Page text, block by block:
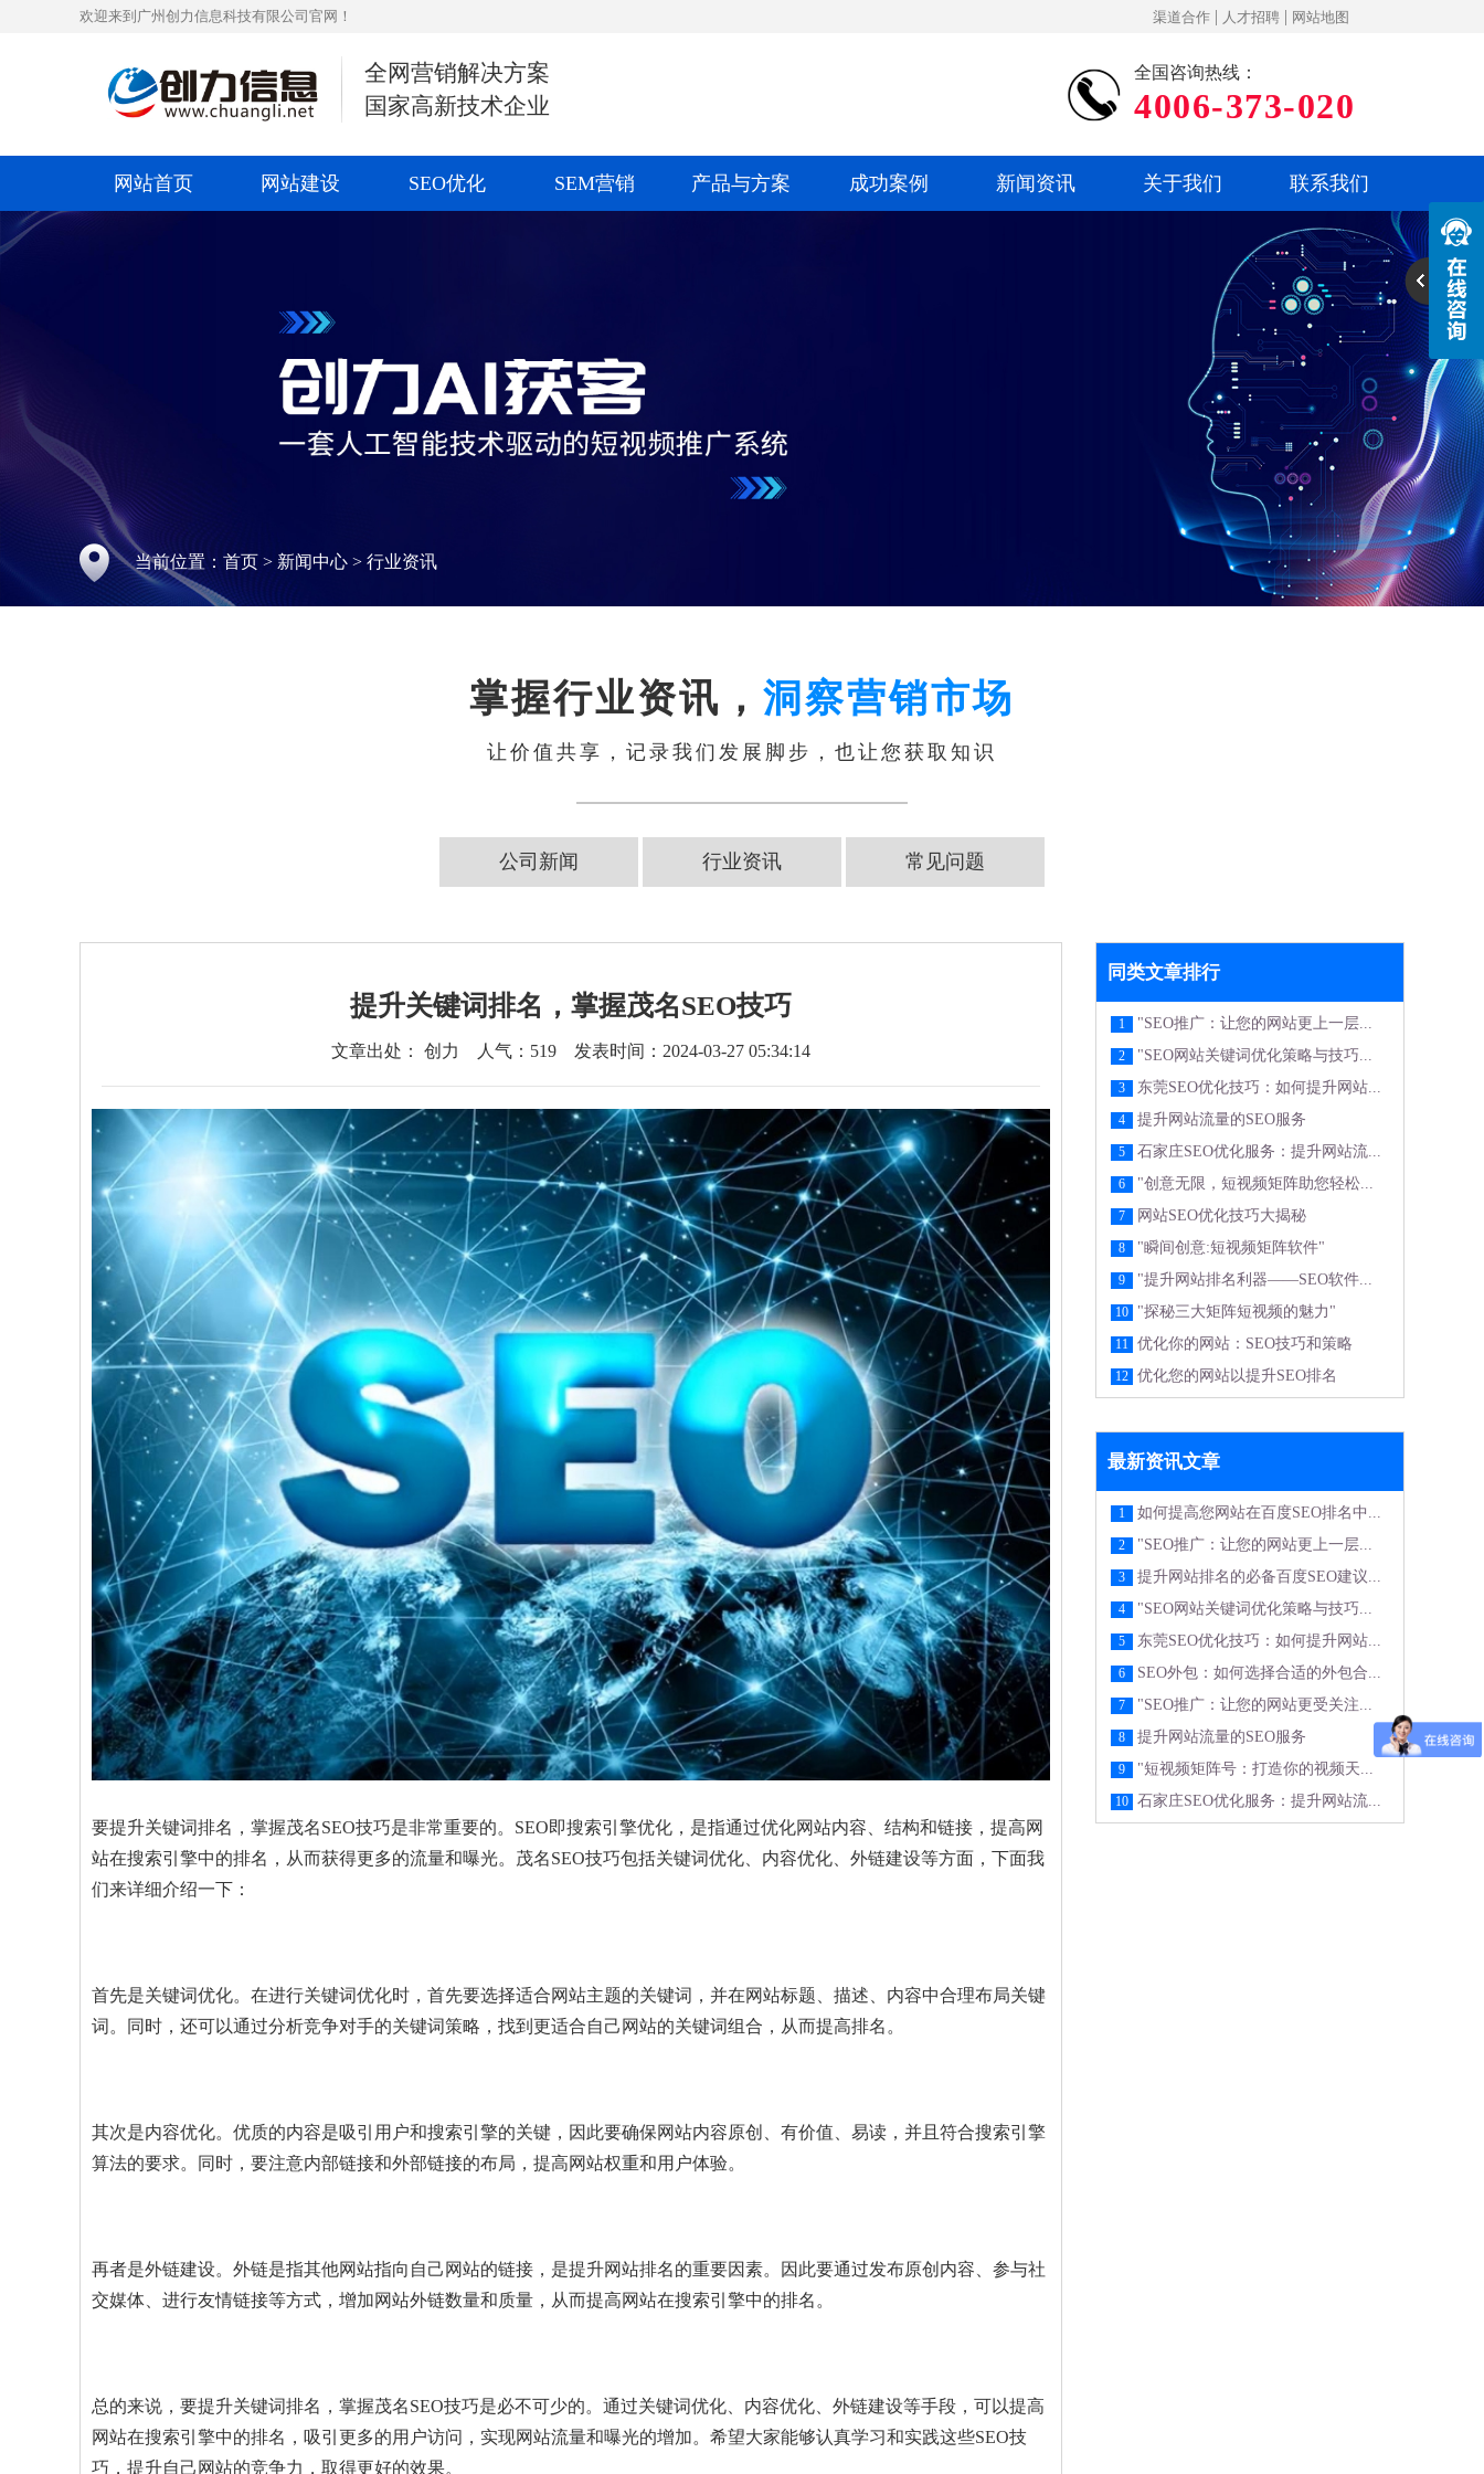
欢迎来到广州创力信息科技有限公司官网！ 渠道合作 | 人才招聘 | 网站地图
全网营销解决方案
国家高新技术企业
全国咨询热线：
4006-373-020
网站首页 网站建设 SEO优化 SEM营销 产品与方案 成功案例 新闻资讯 关于我们 联系我们
当前位置： 首页 > 新闻中心 > 行业资讯
掌握行业资讯， 洞察营销市场
让价值共享，记录我们发展脚步，也让您获取知识
公司新闻 行业资讯 常见问题
提升关键词排名，掌握茂名SEO技巧
文章出处： 创力 人气： 519 发表时间：2024-03-27 05:34:14
要提升关键词排名，掌握茂名SEO技巧是非常重要的。SEO即搜索引擎优化，是指通过优化网站内容、结构和链接，提高网
站在搜索引擎中的排名，从而获得更多的流量和曝光。茂名SEO技巧包括关键词优化、内容优化、外链建设等方面，下面我
们来详细介绍一下：
首先是关键词优化。在进行关键词优化时，首先要选择适合网站主题的关键词，并在网站标题、描述、内容中合理布局关键
词。同时，还可以通过分析竞争对手的关键词策略，找到更适合自己网站的关键词组合，从而提高排名。
其次是内容优化。优质的内容是吸引用户和搜索引擎的关键，因此要确保网站内容原创、有价值、易读，并且符合搜索引擎
算法的要求。同时，要注意内部链接和外部链接的布局，提高网站权重和用户体验。
再者是外链建设。外链是指其他网站指向自己网站的链接，是提升网站排名的重要因素。因此要通过发布原创内容、参与社
交媒体、进行友情链接等方式，增加网站外链数量和质量，从而提高网站在搜索引擎中的排名。
总的来说，要提升关键词排名，掌握茂名SEO技巧是必不可少的。通过关键词优化、内容优化、外链建设等手段，可以提高
网站在搜索引擎中的排名，吸引更多的用户访问，实现网站流量和曝光的增加。希望大家能够认真学习和实践这些SEO技
巧，提升自己网站的竞争力，取得更好的效果。
同类文章排行
1 "SEO推广：让您的网站更上一层...
2 "SEO网站关键词优化策略与技巧...
3 东莞SEO优化技巧：如何提升网站...
4 提升网站流量的SEO服务
5 石家庄SEO优化服务：提升网站流...
6 "创意无限，短视频矩阵助您轻松...
7 网站SEO优化技巧大揭秘
8 "瞬间创意:短视频矩阵软件"
9 "提升网站排名利器——SEO软件...
10 "探秘三大矩阵短视频的魅力"
11 优化你的网站：SEO技巧和策略
12 优化您的网站以提升SEO排名
最新资讯文章
1 如何提高您网站在百度SEO排名中...
2 "SEO推广：让您的网站更上一层...
3 提升网站排名的必备百度SEO建议...
4 "SEO网站关键词优化策略与技巧...
5 东莞SEO优化技巧：如何提升网站...
6 SEO外包：如何选择合适的外包合...
7 "SEO推广：让您的网站更受关注...
8 提升网站流量的SEO服务
9 "短视频矩阵号：打造你的视频天...
10 石家庄SEO优化服务：提升网站流...